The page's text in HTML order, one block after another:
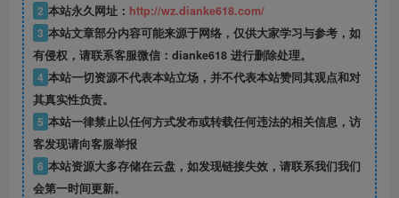
2 本站永久网址： http://wz.dianke618.com/
3 本站文章部分内容可能来源于网络，仅供大家学习与参考，如
有侵权，请联系客服微信：dianke618 进行删除处理。
4 本站一切资源不代表本站立场，并不代表本站赞同其观点和对
其真实性负责。
5 本站一律禁止以任何方式发布或转载任何违法的相关信息，访
客发现请向客服举报
6 本站资源大多存储在云盘，如发现链接失效，请联系我们我们
会第一时间更新。